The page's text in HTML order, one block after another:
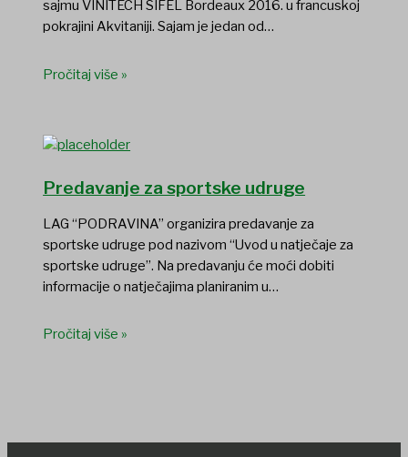
sajmu VINITECH SIFEL Bordeaux 2016. u francuskoj
pokrajini Akvitaniji. Sajam je jedan od…
Pročitaj više »
Predavanje za sportske udruge
LAG “PODRAVINA” organizira predavanje za
sportske udruge pod nazivom “Uvod u natječaje za
sportske udruge”. Na predavanju će moći dobiti
informacije o natječajima planiranim u…
Pročitaj više »